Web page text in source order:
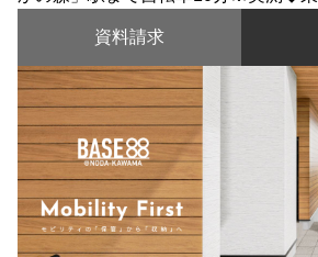
資料請求